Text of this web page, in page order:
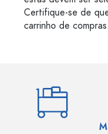
Certifique-se de
carrinho de compras.